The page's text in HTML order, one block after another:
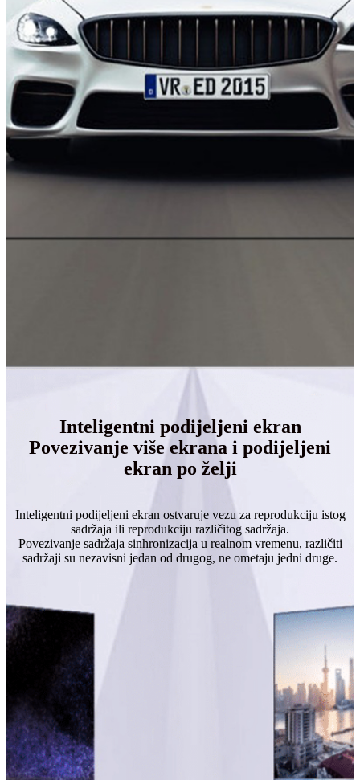
Inteligentni podijeljeni ekran
Povezivanje više ekrana i podijeljeni
ekran po želji
Inteligentni podijeljeni ekran ostvaruje vezu za reprodukciju istog
sadržaja ili reprodukciju različitog sadržaja.
Povezivanje sadržaja sinhronizacija u realnom vremenu, različiti
sadržaji su nezavisni jedan od drugog, ne ometaju jedni druge.